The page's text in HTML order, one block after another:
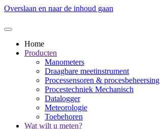
Overslaan en naar de inhoud gaan
Home
Producten
Manometers
Draagbare meetinstrument
Processensoren & procesbeheersing
Procestechniek Mechanisch
Datalogger
Meteorologie
Toebehoren
Wat wilt u meten?